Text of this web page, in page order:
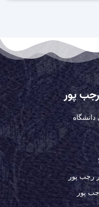
پور
رجب پور
پور